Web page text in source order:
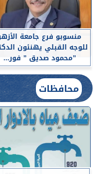
منسوبو فرع جامعة
للوجه القبلي يهنئون
”محمود صديق ” فور...
محافظات